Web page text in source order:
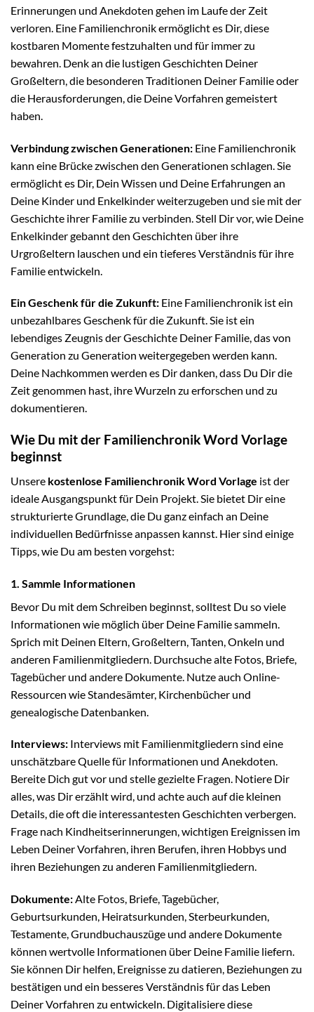
Erinnerungen und Anekdoten gehen im Laufe der Zeit
verloren. Eine Familienchronik ermöglicht es Dir, diese
kostbaren Momente festzuhalten und für immer zu
bewahren. Denk an die lustigen Geschichten Deiner
Großeltern, die besonderen Traditionen Deiner Familie oder
die Herausforderungen, die Deine Vorfahren gemeistert
haben.
Verbindung zwischen Generationen: Eine Familienchronik
kann eine Brücke zwischen den Generationen schlagen. Sie
ermöglicht es Dir, Dein Wissen und Deine Erfahrungen an
Deine Kinder und Enkelkinder weiterzugeben und sie mit der
Geschichte ihrer Familie zu verbinden. Stell Dir vor, wie Deine
Enkelkinder gebannt den Geschichten über ihre
Urgroßeltern lauschen und ein tieferes Verständnis für ihre
Familie entwickeln.
Ein Geschenk für die Zukunft: Eine Familienchronik ist ein
unbezahlbares Geschenk für die Zukunft. Sie ist ein
lebendiges Zeugnis der Geschichte Deiner Familie, das von
Generation zu Generation weitergegeben werden kann.
Deine Nachkommen werden es Dir danken, dass Du Dir die
Zeit genommen hast, ihre Wurzeln zu erforschen und zu
dokumentieren.
Wie Du mit der Familienchronik Word Vorlage
beginnst
Unsere kostenlose Familienchronik Word Vorlage ist der
ideale Ausgangspunkt für Dein Projekt. Sie bietet Dir eine
strukturierte Grundlage, die Du ganz einfach an Deine
individuellen Bedürfnisse anpassen kannst. Hier sind einige
Tipps, wie Du am besten vorgehst:
1. Sammle Informationen
Bevor Du mit dem Schreiben beginnst, solltest Du so viele
Informationen wie möglich über Deine Familie sammeln.
Sprich mit Deinen Eltern, Großeltern, Tanten, Onkeln und
anderen Familienmitgliedern. Durchsuche alte Fotos, Briefe,
Tagebücher und andere Dokumente. Nutze auch Online-
Ressourcen wie Standesämter, Kirchenbücher und
genealogische Datenbanken.
Interviews: Interviews mit Familienmitgliedern sind eine
unschätzbare Quelle für Informationen und Anekdoten.
Bereite Dich gut vor und stelle gezielte Fragen. Notiere Dir
alles, was Dir erzählt wird, und achte auch auf die kleinen
Details, die oft die interessantesten Geschichten verbergen.
Frage nach Kindheitserinnerungen, wichtigen Ereignissen im
Leben Deiner Vorfahren, ihren Berufen, ihren Hobbys und
ihren Beziehungen zu anderen Familienmitgliedern.
Dokumente:Alte Fotos, Briefe, Tagebücher,
Geburtsurkunden, Heiratsurkunden, Sterbeurkunden,
Testamente, Grundbuchauszüge und andere Dokumente
können wertvolle Informationen über Deine Familie liefern.
Sie können Dir helfen, Ereignisse zu datieren, Beziehungen zu
bestätigen und ein besseres Verständnis für das Leben
Deiner Vorfahren zu entwickeln. Digitalisiere diese